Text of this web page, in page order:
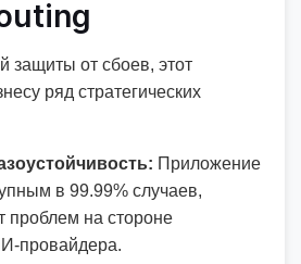
защиты от сбоев, этот
ряд стратегических
Приложение
в 99.99% случаев,
проблем на стороне
провайдера.